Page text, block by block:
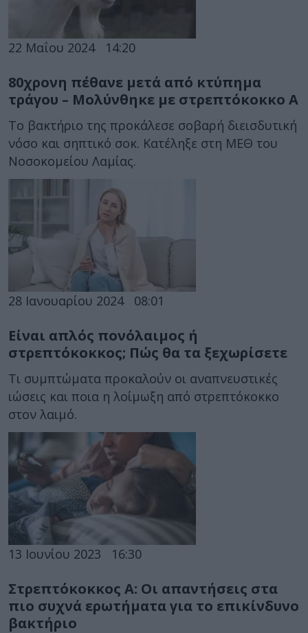
22 Μαΐου 2024 14:20
80χρονη πέθανε μετά από κτύπημα
τράγου – Μολύνθηκε με στρεπτόκοκκο Α
Το βακτήριο της προκάλεσε σοβαρή διεισδυτική
νόσο και σηπτικό σοκ. Κατέληξε στη ΜΕΘ του
Νοσοκομείου Λαμίας.
28 Ιανουαρίου 2024 08:01
Είναι απλός πονόλαιμος ή
στρεπτόκοκκος; Πώς θα τα ξεχωρίσετε
Τι συμπτώματα προκαλούν οι αναπνευστικές
ιώσεις και ποια η λοίμωξη από στρεπτόκοκκο
στον λαιμό.
13 Ιουνίου 2023 16:30
Στρεπτόκοκκος Α: Οι απαντήσεις στα
πιο συχνά ερωτήματα για το επικίνδυνο
βακτήριο